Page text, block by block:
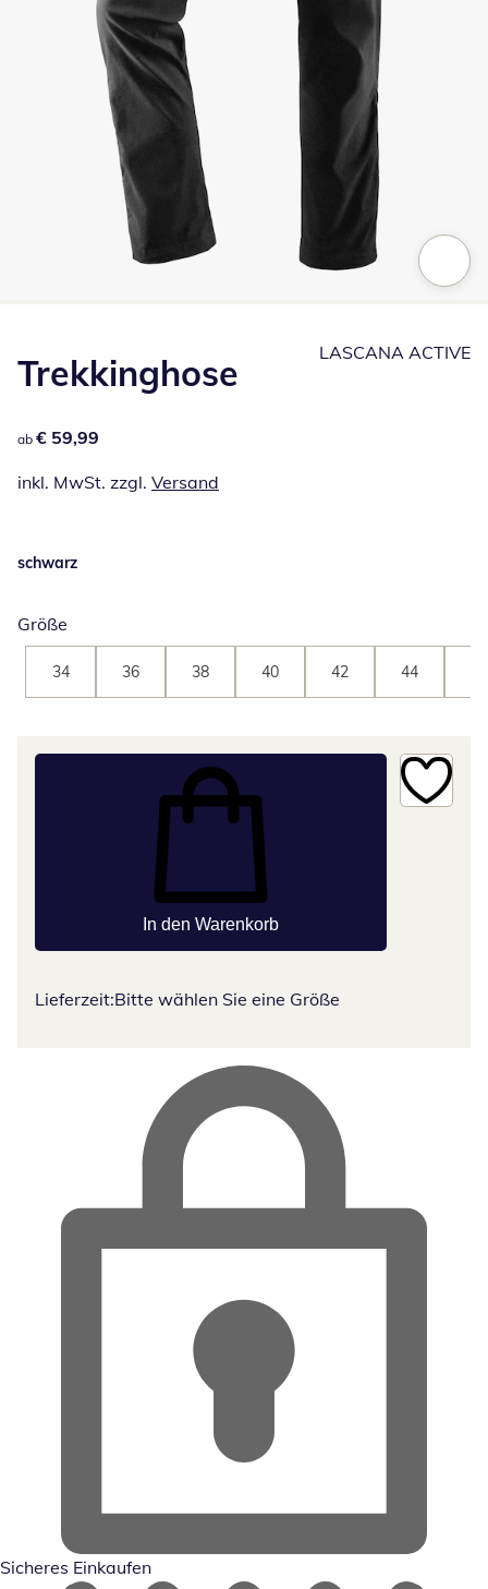
Trekkinghose
€ 59,99
ab € 59,99
inkl. MwSt. zzgl. Versand
LASCANA ACTIVE
schwarz
Größe
34 36 38 40 42 44
In den Warenkorb
Lieferzeit:Bitte wählen Sie eine Größe
Sicheres Einkaufen